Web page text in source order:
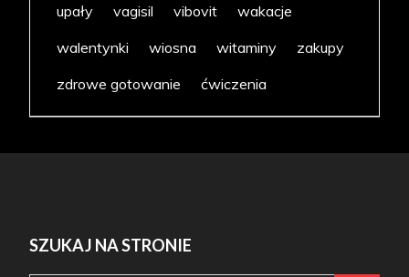
upały
vagisil vibovit
wakacje
walentynki
wiosna witaminy
zakupy
zdrowe gotowanie
ćwiczenia
SZUKAJ NA STRONIE